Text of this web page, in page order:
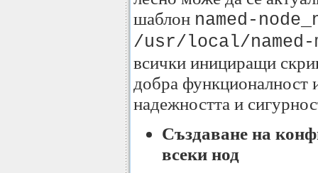
шаблон named-
/usr/local/
всички инициращи
добра функционалност
надежността и
Създаване на
всеки нод